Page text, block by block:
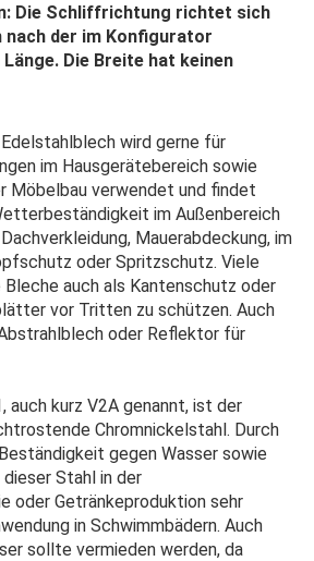
Die Schliffrichtung richtet sich
nach der im Konfigurator
Die Breite hat keinen
wird gerne für
im Hausgerätebereich sowie
Möbelbau verwendet und findet
im Außenbereich
Mauerabdeckung, im
oder Spritzschutz. Viele
Bleche auch als Kantenschutz oder
vor Tritten zu schützen. Auch
oder Reflektor für
auch kurz V2A genannt, ist der
Chromnickelstahl. Durch
gegen Wasser sowie
Stahl in der
oder Getränkeproduktion sehr
in Schwimmbädern. Auch
sollte vermieden werden, da